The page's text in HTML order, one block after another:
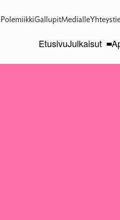
PolemiikkiGallupitMedialle
EtusivuJulkaisut